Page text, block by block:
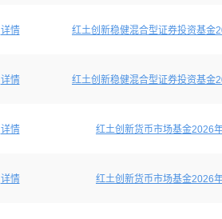
详情 红土创新稳健混合型证券投资基金
详情 红土创新稳健混合型证券投资基金
详情 红土创新货币市场基金2026
详情 红土创新货币市场基金2026